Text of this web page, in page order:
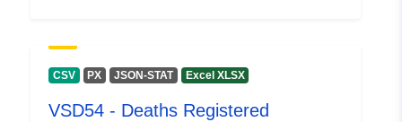
CSV PX JSON-STAT Excel XLSX
VSD54 - Deaths Registered